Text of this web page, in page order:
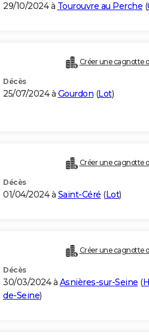
29/10/2024 à Tourouvre au Perche (
Créer une cagnotte
Décès
25/07/2024 à Gourdon (Lot)
Créer une cagnotte
Décès
01/04/2024 à Saint-Céré (Lot)
Créer une cagnotte
Décès
30/03/2024 à Asnières-sur-Seine (
de-Seine)